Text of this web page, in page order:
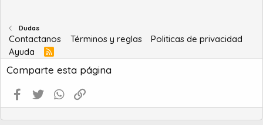
Dudas
Contactanos Términos y reglas
Politicas de privacidad
Ayuda
R
S
S
Comparte esta página
Facebook
Twitter WhatsApp